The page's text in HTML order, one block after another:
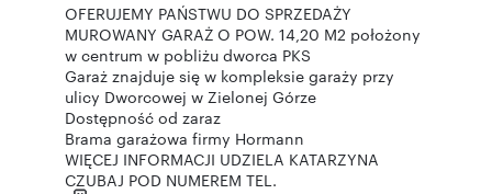
OFERUJEMY PAŃSTWU DO SPRZEDAŻY
MUROWANY GARAŻ O POW. 14,20 M2 położony
w centrum w pobliżu dworca PKS
Garaż znajduje się w kompleksie garaży przy
ulicy Dworcowej w Zielonej Górze
Dostępność od zaraz
Brama garażowa firmy Hormann
WIĘCEJ INFORMACJI UDZIELA KATARZYNA
CZUBAJ POD NUMEREM TEL.